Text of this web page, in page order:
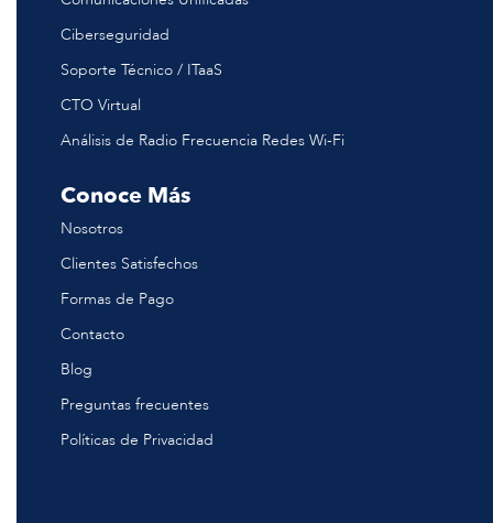
Ciberseguridad
Soporte Técnico / ITaaS
CTO Virtual
Análisis de Radio Frecuencia Redes Wi-Fi
Conoce Más
Nosotros
Clientes Satisfechos
Formas de Pago
Contacto
Blog
Preguntas frecuentes
Políticas de Privacidad